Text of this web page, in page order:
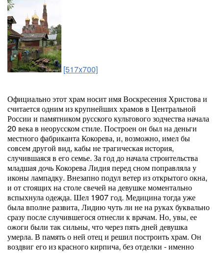
[517x700]
Официально этот храм носит имя Воскресения Христова и
считается одним из крупнейших храмов в Центральной
России и памятником русского культового зодчества начала
20 века в неорусском стиле. Построен он был на деньги
местного фабриканта Кокорева, и, возможно, имел бы
совсем другой вид, кабы не трагическая история,
случившаяся в его семье. За год до начала строительства
младшая дочь Кокорева Лидия перед сном поправляла у
иконы лампадку. Внезапно подул ветер из открытого окна,
и от стоящих на столе свечей на девушке моментально
вспыхнула одежда. Шел 1907 год. Медицина тогда уже
была вполне развита, Лидию чуть ли не на руках буквально
сразу после случившегося отнесли к врачам. Но, увы, ее
ожоги были так сильны, что через пять дней девушка
умерла. В память о ней отец и решил построить храм. Он
воздвиг его из красного кирпича, без отделки - именно